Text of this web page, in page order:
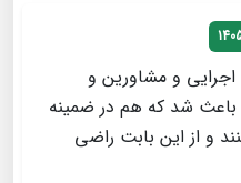
و مشاورین و
ها در طی این ۳ سال باعث شد که هم در ضمینه
و از این بابت راضی